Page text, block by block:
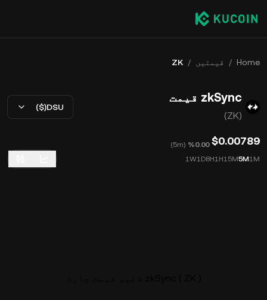
Home
/ قیمتیں /
ZK
zkSync قیمت
(ZK)
USD($)
$0.00789
‮‭0.00‬%‬
(
5m
)
1M
5M
15M
1H
8H
1D
1W